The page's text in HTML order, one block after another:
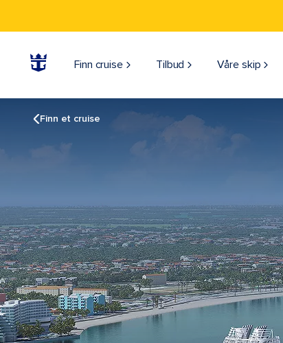
Finn cruise Tilbud Våre skip
Finn et cruise